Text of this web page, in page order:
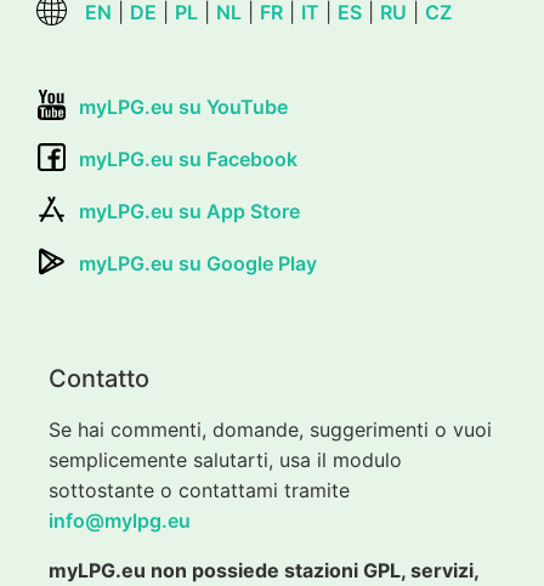
EN DE PL NL FR IT ES RU CZ
myLPG.eu su YouTube
myLPG.eu su Facebook
myLPG.eu su App Store
myLPG.eu su Google Play
Contatto
Se hai commenti, domande, suggerimenti o vuoi
semplicemente salutarti, usa il modulo
sottostante o contattami tramite
info@mylpg.eu
myLPG.eu non possiede stazioni GPL, servizi,